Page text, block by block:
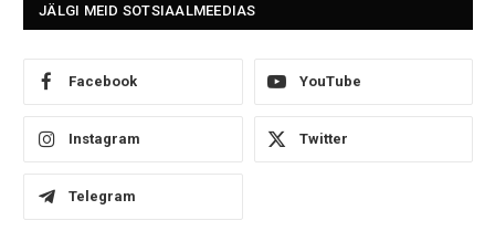
JÄLGI MEID SOTSIAALMEEDIAS
Facebook YouTube
Instagram Twitter
Telegram